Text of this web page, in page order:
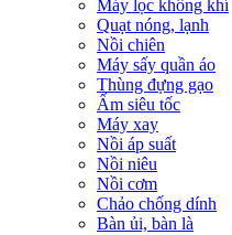
Máy lọc không khí
Quạt nóng, lạnh
Nồi chiên
Máy sấy quần áo
Thùng đựng gạo
Ấm siêu tốc
Máy xay
Nồi áp suất
Nồi niêu
Nồi cơm
Chảo chống dính
Bàn ủi, bàn là